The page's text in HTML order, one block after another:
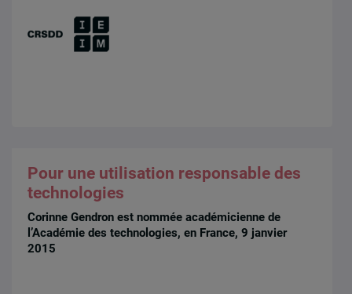
Pour une utilisation responsable des
technologies
Corinne Gendron est nommée académicienne de
l’Académie des technologies, en France, 9 janvier
2015